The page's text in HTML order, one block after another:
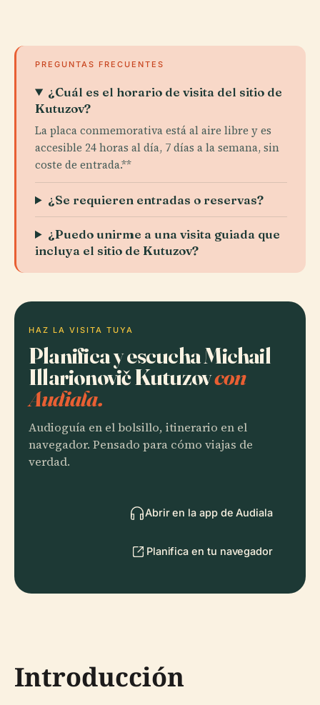
PREGUNTAS FRECUENTES
¿Cuál es el horario de visita del sitio de
Kutuzov?
La placa conmemorativa está al aire libre y es
accesible 24 horas al día, 7 días a la semana, sin
coste de entrada.**
¿Se requieren entradas o reservas?
¿Puedo unirme a una visita guiada que
incluya el sitio de Kutuzov?
HAZ LA VISITA TUYA
Planifica y escucha Michail
Illarionovič Kutuzovcon
Audiala.
Audioguía en el bolsillo, itinerario en el
navegador. Pensado para cómo viajas de
verdad.
Abrir en la app de Audiala
Planifica en tu navegador
Introducción